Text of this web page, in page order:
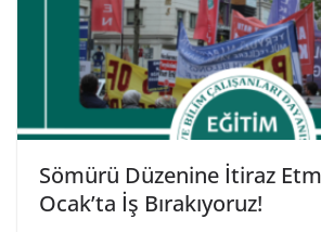
Sömürü Düzenine İtiraz
Ocak’ta İş Bırakıyoruz!